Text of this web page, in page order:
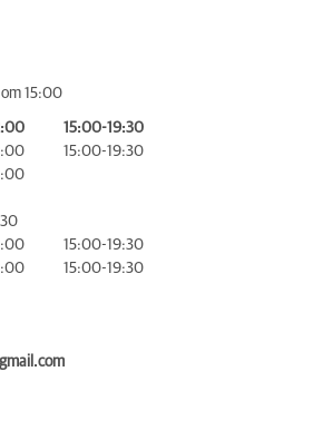
15:00
15:00-19:30
15:00-19:30
15:00-19:30
15:00-19:30